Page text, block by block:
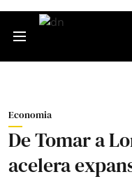
Economia
De Tomar a
acelera